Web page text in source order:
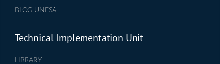
BLOG UNESA
Technical Implementation Unit
LIBRARY